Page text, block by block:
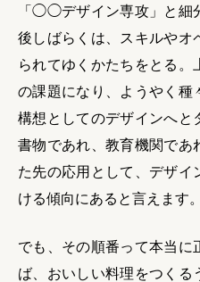
「◯◯デザイン専攻」と細
後しばらくは、スキルやオ
られてゆくかたちをとる
の課題になり、ようやく種
構想としてのデザインへと
書物であれ、教育機関であ
た先の応用として、デザイ
ける傾向にあると言えます。
でも、その順番って本当に
ば、おいしい料理をつくる